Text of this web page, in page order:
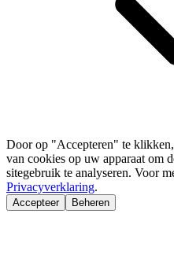
Door op "Accepteren" te
van cookies op uw apparaat om
sitegebruik te analyseren. Voor
Privacyverklaring.
Accepteer Beheren